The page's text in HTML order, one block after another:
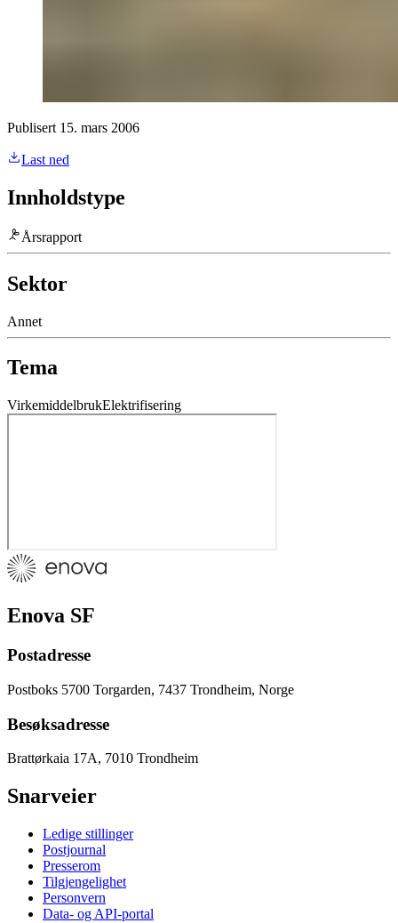
Publisert 15. mars 2006
Last ned
Innholdstype
Årsrapport
Sektor
Annet
Tema
VirkemiddelbrukElektrifisering
Enova SF
Postadresse
Postboks 5700 Torgarden, 7437 Trondheim, Norge
Besøksadresse
Brattørkaia 17A, 7010 Trondheim
Snarveier
Ledige stillinger
Postjournal
Presserom
Tilgjengelighet
Personvern
Data- og API-portal